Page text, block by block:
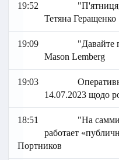
19:52
Тетяна Геращенко
19:09
"Давайте
Mason Lemberg
19:03
14.07.2023 щодо
18:51
"На
работает
Портников